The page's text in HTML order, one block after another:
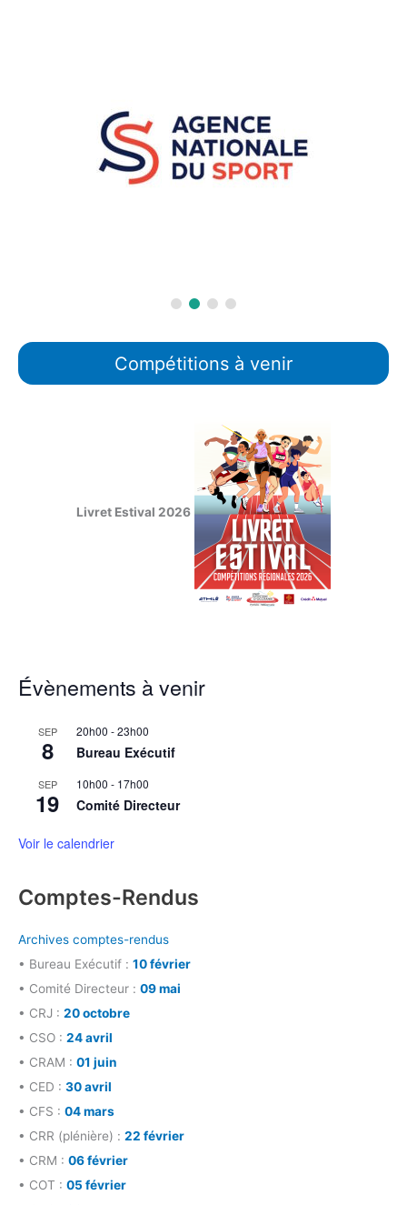
Compétitions à venir
Livret Estival 2026
Évènements à venir
SEP
8
20h00 -23h00
Bureau Exécutif
SEP
19
10h00 - 17h00
Comité Directeur
Voir le calendrier
Comptes-Rendus
Archives comptes-rendus
• Bureau Exécutif : 10 février
• Comité Directeur : 09 mai
• CRJ : 20 octobre
• CSO : 24 avril
• CRAM : 01 juin
• CED : 30 avril
• CFS : 04 mars
• CRR (plénière) : 22 février
• CRM : 06 février
• COT : 05 février